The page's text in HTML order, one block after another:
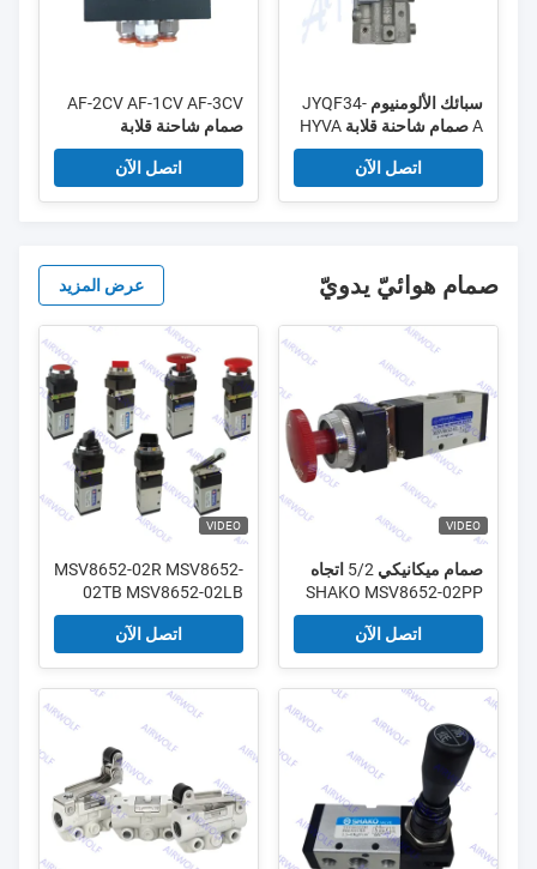
سبائك الألومنيوم JYQF34-
A صمام شاحنة قلابة HYVA
اتصل الآن
AF-2CV AF-1CV AF-3CV
صمام شاحنة قلابة
اتصل الآن
صمام هوائيّ يدويّ عرض المزيد
VIDEO
صمام ميكانيكي 5/2 اتجاه
SHAKO MSV8652-02PP
MSV8652-02PPL
MSV8652-02EB
اتصل الآن
VIDEO
MSV8652-02R MSV8652-
02TB MSV8652-02LB
MSV8652-02PB صمام
اتصل الآن